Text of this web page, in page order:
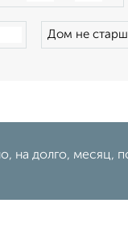
Дом не
на долго, месяц,